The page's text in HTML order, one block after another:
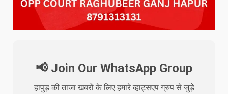
📢 Join Our WhatsApp Group
हापुड़ की ताजा खबरों के लिए हमारे व्हाट्सएप ग्रुप से जुड़े